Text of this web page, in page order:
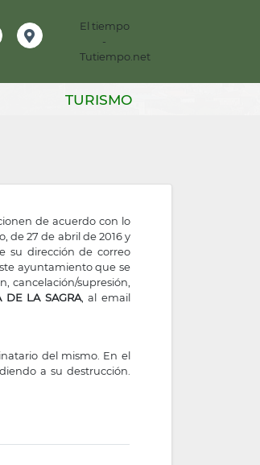
El tiempo
-
Tutiempo.net
TURISMO
de acuerdo con lo
de 27 de abril de 2016 y
su dirección de correo
ayuntamiento que se
cancelación/supresión,
DE LA SAGRA, al email
del mismo. En el
a su destrucción.